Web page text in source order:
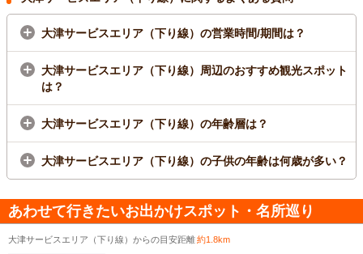
大津サービスエリア（下り線）の営業時間/期間は？
大津サービスエリア（下り線）周辺のおすすめ観光スポット
は？
大津サービスエリア（下り線）の年齢層は？
大津サービスエリア（下り線）の子供の年齢は何歳が多い？
あわせて行きたいお出かけスポット・名所巡り
大津サービスエリア（下り線）からの目安距離約1.8km